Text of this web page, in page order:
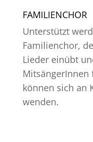
FAMILIENCHOR
Unterstützt
Familienchor,
Lieder einübt
MitsängerInnen
können sich an
wenden.